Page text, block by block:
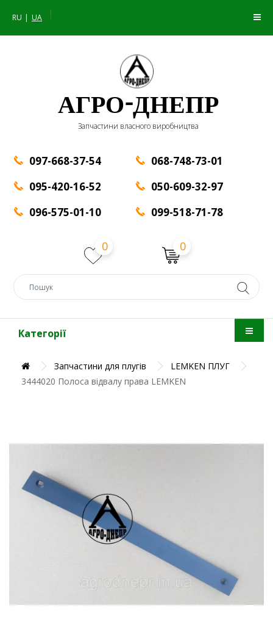
RU UA |
АГРО-ДНЕПР
Запчастини власного виробництва
097-668-37-54
095-420-16-52
096-575-01-10
068-748-73-01
050-609-32-97
099-518-71-78
0 0
Категорії
Запчастини для плугів
LEMKEN ПЛУГ
3444020 Полоса відвалу права LEMKEN